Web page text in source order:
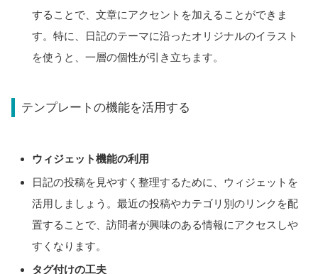
することで、文章にアクセントを加えることができま
す。特に、日記のテーマに沿ったオリジナルのイラスト
を使うと、一層の個性が引き立ちます。
テンプレートの機能を活用する
ウィジェット機能の利用
日記の投稿を見やすく整理するために、ウィジェットを
活用しましょう。最近の投稿やカテゴリ別のリンクを配
置することで、訪問者が興味のある情報にアクセスしや
すくなります。
タグ付けの工夫